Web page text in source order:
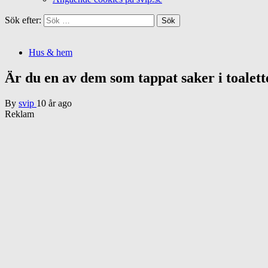
Sök efter:
Hus & hem
Är du en av dem som tappat saker i
By svip 10 år ago
Reklam